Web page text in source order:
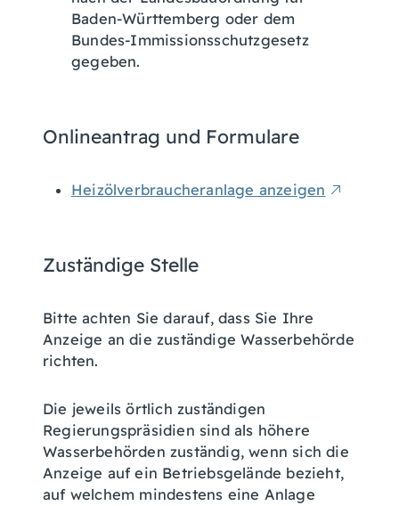
Baden-Württemberg oder dem
Bundes-Immissionsschutzgesetz
gegeben.
Onlineantrag und Formulare
Heizölverbraucheranlage anzeigen
Zuständige Stelle
Bitte achten Sie darauf, dass Sie Ihre
Anzeige an die zuständige Wasserbehörde
richten.
Die jeweils örtlich zuständigen
Regierungspräsidien sind als höhere
Wasserbehörden zuständig, wenn sich die
Anzeige auf ein Betriebsgelände bezieht,
auf welchem mindestens eine Anlage